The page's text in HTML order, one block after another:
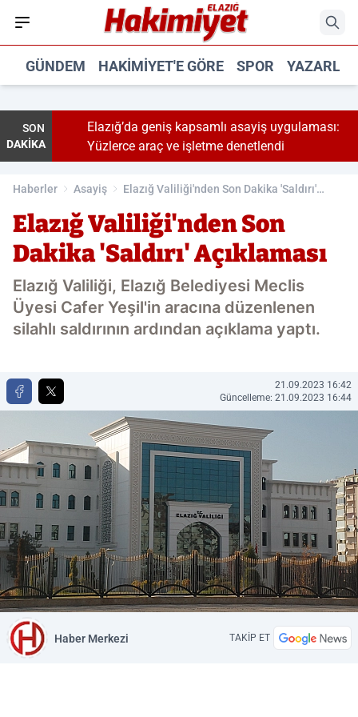
GÜNDEM HAKIMIYET'E GÖRE SPOR
SON
DAKİKA
Elazığ’da geniş kapsamlı asayiş uygulaması:
Yüzlerce araç ve işletme denetlendi
Haberler Asayiş
Elazığ Valiliği'nden Son Dakika 'Saldırı'
Elazığ Valiliği'nden Son
Dakika 'Saldırı' Açıklaması
Elazığ Valiliği, Elazığ Belediyesi Meclis
Üyesi Cafer Yeşil'in aracına düzenlenen
silahlı saldırının ardından açıklama yaptı.
21.09.2023 16:42
Güncelleme: 21.09.2023 16:44
Haber Merkezi TAKİP ET